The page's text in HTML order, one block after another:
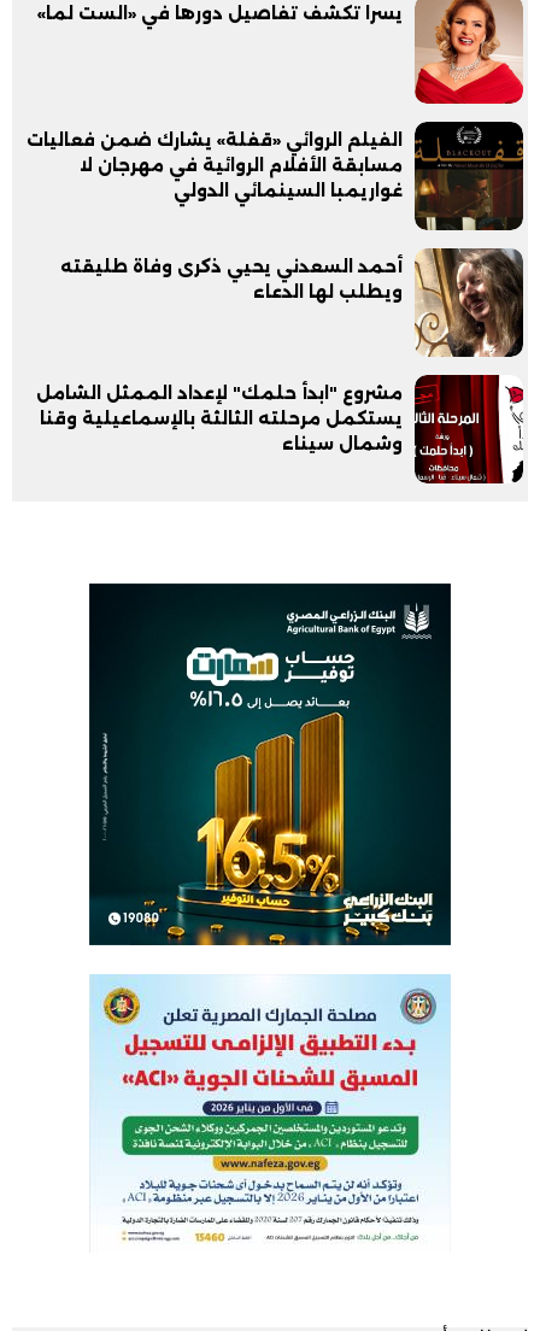
يسرا تكشف تفاصيل دورها في «الست لما»
الفيلم الروائي «قفلة» يشارك ضمن فعاليات
مسابقة الأفلام الروائية في مهرجان لا
غواريمبا السينمائي الدولي
أحمد السعدني يحيي ذكرى وفاة طليقته
ويطلب لها الدعاء
مشروع "ابدأ حلمك" لإعداد الممثل الشامل
يستكمل مرحلته الثالثة بالإسماعيلية وقنا
وشمال سيناء